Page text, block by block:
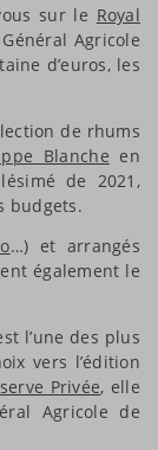
sur le Royal
Agricole
d’euros, les
de rhums
Blanche en
de 2021,
budgets.
…) et arrangés
également le
l’une des plus
vers l’édition
Privée, elle
Agricole de